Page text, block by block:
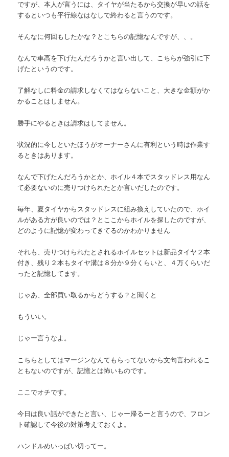
ですが、本人が言うには、タイヤが当たるから交換が早いの話を
するといつも平行線なはなしで終わると言うのです。
そんなに何回もしたかな？とこちらの記憶なんですが、、。
なんで車高を下げたんだろうかと言い出して、こちらが強引に下
げたというのです。
了解なしに料金の請求しなくてはならないこと、大きな金額がか
かることはしません。
勝手にやるときは請求はしてません。
状況的に今しといたほうがオーナーさんに有利という時は作業す
るときはあります。
なんで下げたんだろうかとか、ホイル４本でスタッドレス用なん
て必要ないのに売りつけられたとか言いだしたのです。
毎年、夏タイヤからスタッドレスに組み換えしていたので、ホイ
ルがある方が良いのでは？とここからホイルを探したのですが、
どのように記憶が変わってきてるのかわかりません
それも、売りつけられたとされるホイルセットは新品タイヤ２本
付き、残り２本もタイヤ溝は８分か９分くらいと、４万くらいだ
ったと記憶してます。
じゃあ、全部買い取るからどうする？と聞くと
もういい。
じゃー言うなよ。
こちらとしてはマージンなんてもらってないから文句言われるこ
ともないのですが、記憶とは怖いものです。
ここでオチです。
今日は良い話ができたと言い、じゃー帰るーと言うので、フロン
ト確認して今後の対策考えておくよ。
ハンドルめいっぱい切ってー。